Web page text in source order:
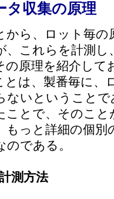
タ収集の原理
ら、ロット毎の
、これらを計測し
の原理を紹介して
は、製番毎に、
ないということ
ことで、そのこ
もっと詳細の個
である。
測方法